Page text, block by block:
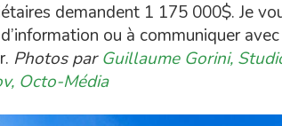
demandent 1 175 000$. Je
ou à communiquer avec
Photos parGuillaume Gorini,
Octo-Média